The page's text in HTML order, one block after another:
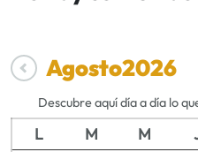
Agosto2026
Descubre aquí día a día lo
L M M